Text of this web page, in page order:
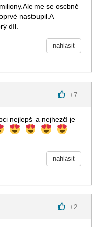
me se osobně
nastoupil.A
díl.
nahlásit
+7
nejlepší a nejhezčí je
nahlásit
+2